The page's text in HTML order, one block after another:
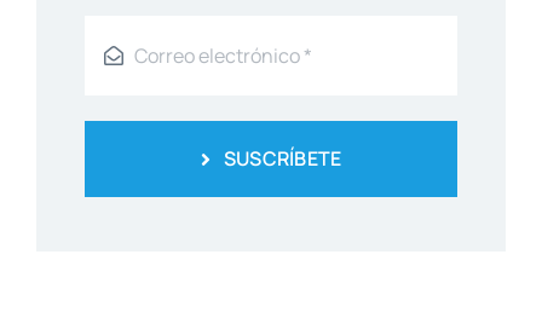
SUSCRÍBETE